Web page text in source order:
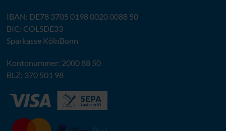
IBAN: DE78 3705 0198 0020 0088 50
BIC: COLSDE33
Sparkasse KölnBonn
Kontonummer: 2000 88 50
BLZ: 370 501 98